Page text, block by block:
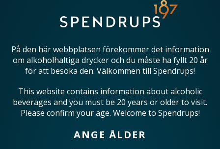
På den här webbplatsen förekommer det information
om alkoholhaltiga drycker och du måste ha fyllt 20 år
för att besöka den. Välkommen till Spendrups!
This website contains information about alcoholic
beverages and you must be 20 years or older to visit.
Please confirm your age. Welcome to Spendrups!
ANGE ÅLDER